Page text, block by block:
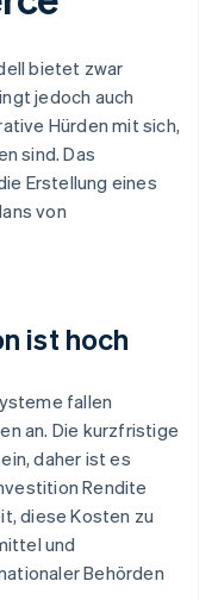
bietet zwar
jedoch auch
Hürden mit sich,
sind. Das
Erstellung eines
von
ist hoch
fallen
an. Die kurzfristige
daher ist es
Rendite
diese Kosten zu
und
Behörden